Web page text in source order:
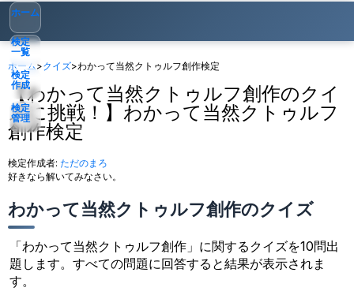
ホーム
検定
一覧
検定
作成
検定
管理
ゲスト
ホーム>クイズ>わかって当然クトゥルフ創作検定
【わかって当然クトゥルフ創作のクイ
ズに挑戦！】わかって当然クトゥルフ
創作検定
検定作成者: ただのまろ
好きなら解いてみなさい。
わかって当然クトゥルフ創作のクイズ
「わかって当然クトゥルフ創作」に関するクイズを10問出
題します。すべての問題に回答すると結果が表示されま
す。